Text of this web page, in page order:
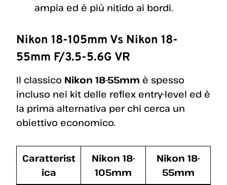
ampia ed è più nitido ai bordi.
Nikon 18-105mm Vs Nikon 18-
55mm F/3.5-5.6G VR
Il classico Nikon 18-55mm è spesso
incluso nei kit delle reflex entry-level ed è
la prima alternativa per chi cerca un
obiettivo economico.
Caratterist
ica
Nikon 18-
105mm
Nikon 18-
55mm